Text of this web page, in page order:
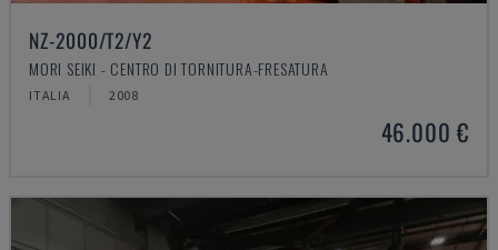
NZ-2000/T2/Y2
MORI SEIKI - CENTRO DI TORNITURA-FRESATURA
ITALIA 2008
46.000 €